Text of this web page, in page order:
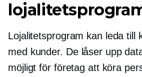
Lojalitetsprogram kan leda till
med kunder. De låser upp
möjligt för företag att köra